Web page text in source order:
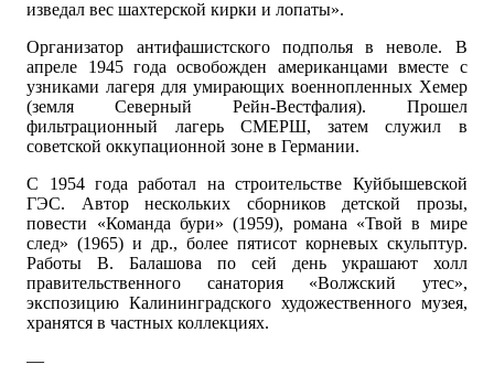
изведал вес шахтерской кирки и лопаты».
Организатор антифашистского подполья в неволе. В
апреле 1945 года освобожден американцами вместе с
узниками лагеря для умирающих военнопленных Хемер
(земля Северный Рейн-Вестфалия). Прошел
фильтрационный лагерь СМЕРШ, затем служил в
советской оккупационной зоне в Германии.
С 1954 года работал на строительстве Куйбышевской
ГЭС. Автор нескольких сборников детской прозы,
повести «Команда бури» (1959), романа «Твой в мире
след» (1965) и др., более пятисот корневых скульптур.
Работы В. Балашова по сей день украшают холл
правительственного санатория «Волжский утес»,
экспозицию Калининградского художественного музея,
хранятся в частных коллекциях.
—